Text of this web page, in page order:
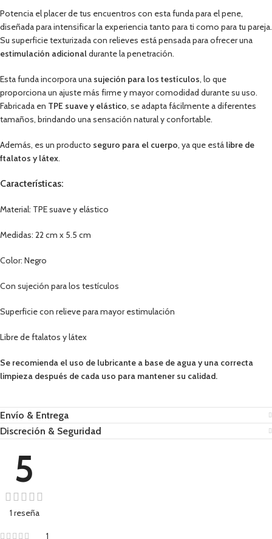
Potencia el placer de tus encuentros con esta funda para el pene,
diseñada para intensificar la experiencia tanto para ti como para tu pareja.
Su superficie texturizada con relieves está pensada para ofrecer una
estimulación adicionaldurante la penetración.
Esta funda incorpora una sujeción para los testículos, lo que
proporciona un ajuste más firme y mayor comodidad durante su uso.
Fabricada en TPE suave y elástico, se adapta fácilmente a diferentes
tamaños, brindando una sensación natural y confortable.
Además, es un producto seguro para el cuerpo, ya que está libre de
ftalatos y látex.
Características:
Material: TPE suave y elástico
Medidas: 22 cm x 5.5 cm
Color: Negro
Con sujeción para los testículos
Superficie con relieve para mayor estimulación
Libre de ftalatos y látex
Se recomienda el uso de lubricante a base de agua y una correcta
limpieza después de cada uso para mantener su calidad.
Envío & Entrega
Discreción & Seguridad
5
1 reseña
1